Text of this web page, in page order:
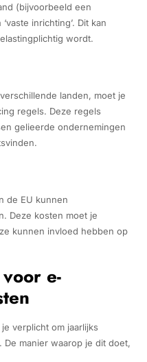
(bijvoorbeeld een
inrichting’. Dit kan
wordt.
landen, moet je
regels. Deze regels
gelieerde ondernemingen
de EU kunnen
Deze kosten moet je
kunnen invloed hebben op
e-
verplicht om jaarlijks
manier waarop je dit doet,